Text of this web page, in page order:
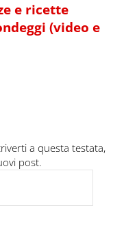
e ricette
(video e
a questa testata,
post.